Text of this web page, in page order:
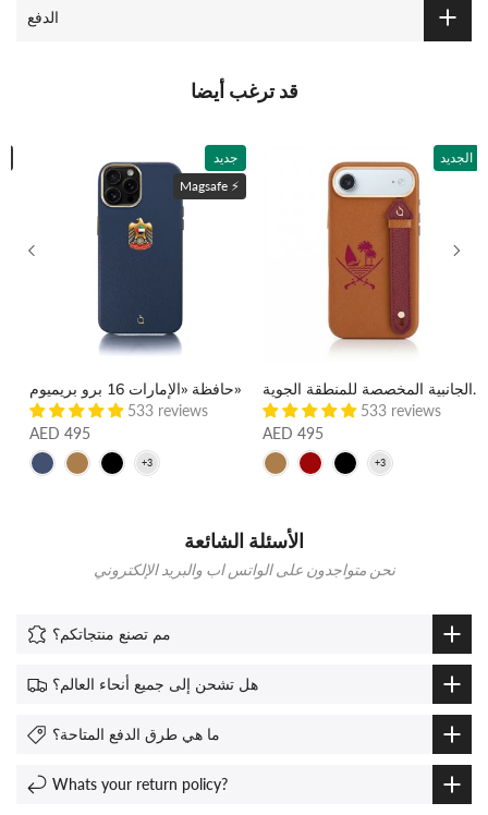
الدفع
قد ترغب أيضا
جديد
Magsafe ⚡️
حافظة «الإمارات 16 برو بريميوم»
533 reviews
AED 495
الجديد
حقيبة «قطر 17» ذات الأشرطة الجانبية المخصصة للمنطقة الجوية
533 reviews
AED 495
الأسئلة الشائعة
نحن متواجدون على الواتس اب والبريد الإلكتروني
مم تصنع منتجاتكم؟
هل تشحن إلى جميع أنحاء العالم؟
ما هي طرق الدفع المتاحة؟
Whats your return policy?